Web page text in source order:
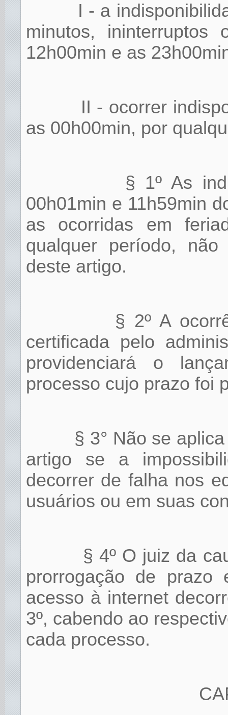
I - a
minutos,
12h00min e as
II - ocorrer
as 00h00min, por
§ 1º As
00h01min e 11h59min
as ocorridas em
qualquer período,
deste artigo.
§ 2º A
certificada pelo
providenciará o
processo cujo prazo foi
§ 3° Não se
artigo se a
decorrer de falha nos
usuários ou em suas
§ 4º O juiz da
prorrogação de prazo
acesso à internet
3º, cabendo ao
cada processo.